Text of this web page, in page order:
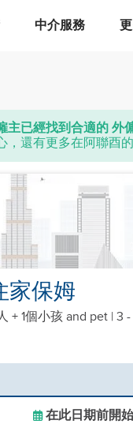
中介服務
主已經找到合適的 外
，還有更多在阿聯酉
家保姆
+ 1個小孩 and pet | 3
在此日期前開